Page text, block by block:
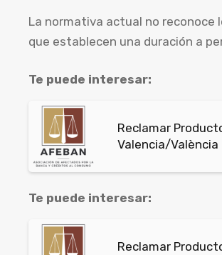
La normativa actual no
que establecen una duración a
Te puede interesar:
Reclamar
Valencia/València
Te puede interesar:
Reclamar